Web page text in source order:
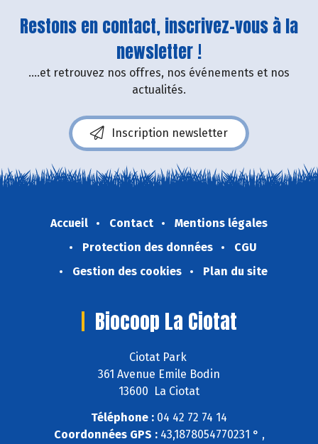
Restons en contact, inscrivez-vous à la
newsletter !
....et retrouvez nos offres, nos événements et nos
actualités.
Inscription newsletter
Accueil Contact
Mentions légales
Protection des données
CGU
Gestion des cookies
Plan du site
Biocoop La Ciotat
Ciotat Park
361 Avenue Emile Bodin
13600 La Ciotat
Téléphone : 04 42 72 74 14
Coordonnées GPS :43,1878054770231 ° ,